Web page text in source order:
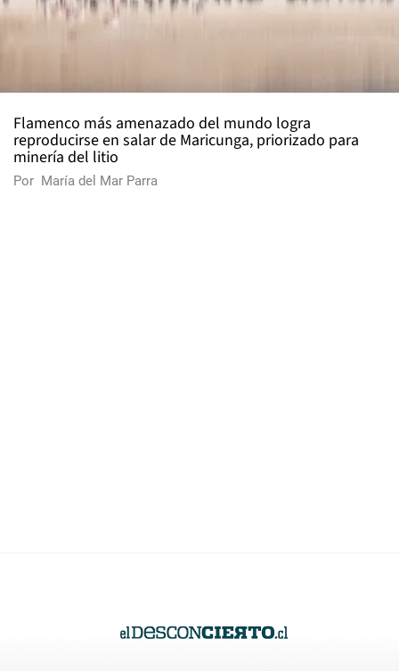
Flamenco más amenazado del mundo logra
reproducirse en salar de Maricunga, priorizado para
minería del litio
Por María del Mar Parra